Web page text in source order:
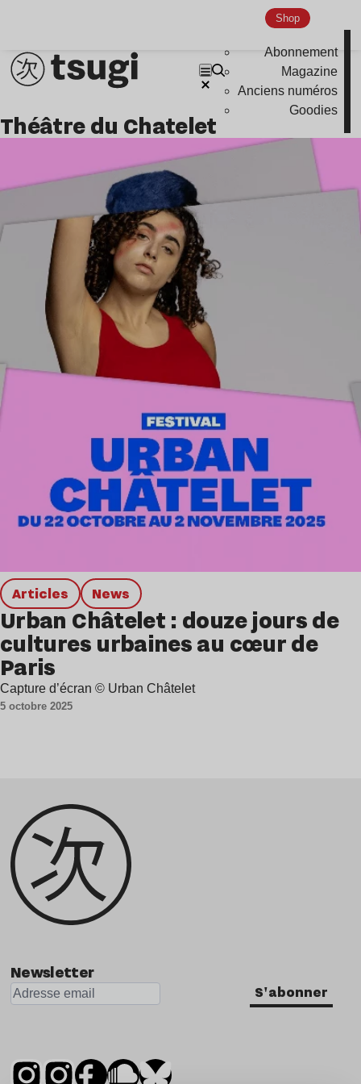
Shop
Abonnement
Magazine
Anciens numéros
Goodies
Théâtre du Chatelet
Articles news
Urban Châtelet : douze jours de
cultures urbaines au cœur de
Paris
Capture d’écran © Urban Châtelet
5 octobre 2025
Newsletter
S'abonner